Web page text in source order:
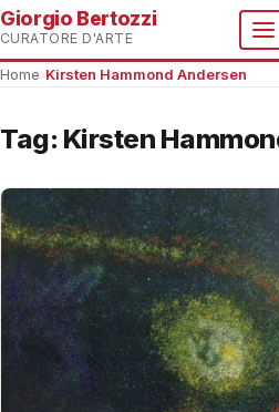
Giorgio Bertozzi
CURATORE D'ARTE
Home Kirsten Hammond Andersen
Tag: Kirsten